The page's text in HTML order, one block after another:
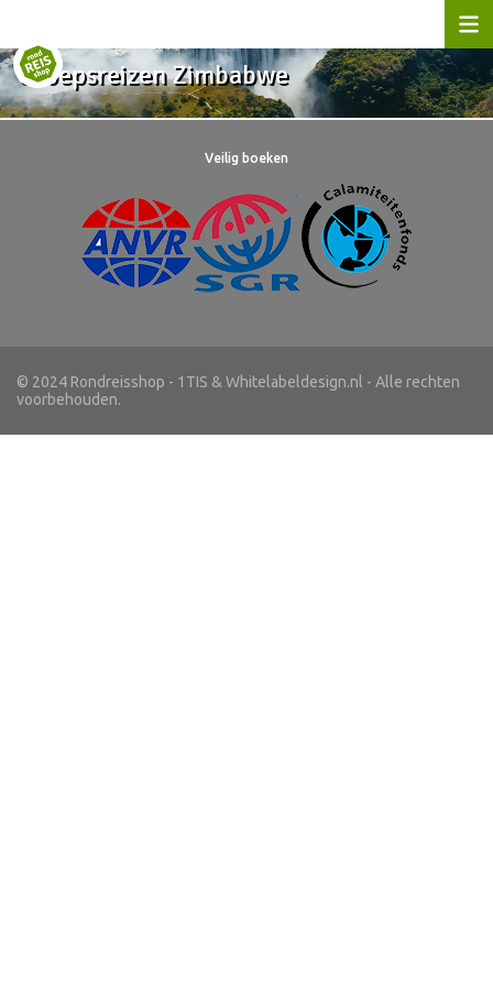
Groepsreizen Zimbabwe
Veilig boeken
© 2024 Rondreisshop - 1TIS & Whitelabeldesign.nl - Alle rechten
voorbehouden.